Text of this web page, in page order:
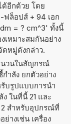
ด้อีกด้วย โดย
ฟล็อปส์ + 94 เอก
= ? cm^3' ทั้งนี้
เหมาะสมกันอย่าง
ดหมู่ดังกล่าว.
นวนในสัญกรณ์
ำลัง ยกตัวอย่าง
บรูปแบบการนำ
ในที่นี้ 21 และ
2 สำหรับอุปกรณ์ที่
างเช่น เครื่อง